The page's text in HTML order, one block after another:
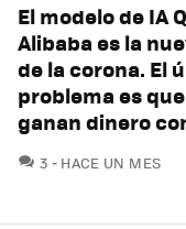
El modelo de IA
Alibaba es la
de la corona. El
problema es
ganan dinero
3 COMENTARIOS
HACE UN MES